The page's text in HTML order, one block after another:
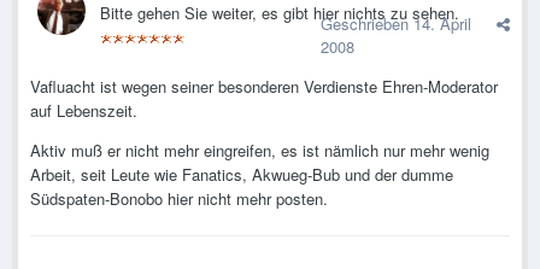
Bitte gehen Sie weiter, es gibt hier nichts zu sehen.
Geschrieben14. April
2008
Vafluacht ist wegen seiner besonderen Verdienste Ehren-Moderator
auf Lebenszeit.
Aktiv muß er nicht mehr eingreifen, es ist nämlich nur mehr wenig
Arbeit, seit Leute wie Fanatics, Akwueg-Bub und der dumme
Südspaten-Bonobo hier nicht mehr posten.